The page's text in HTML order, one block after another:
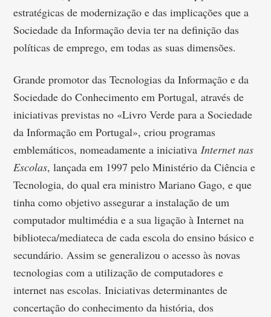
estratégicas de modernização e das implicações que a
Sociedade da Informação devia ter na definição das
políticas de emprego, em todas as suas dimensões.
Grande promotor das Tecnologias da Informação e da
Sociedade do Conhecimento em Portugal, através de
iniciativas previstas no «Livro Verde para a Sociedade
da Informação em Portugal», criou programas
emblemáticos, nomeadamente a iniciativaInternet nas
Escolas, lançada em 1997 pelo Ministério da Ciência e
Tecnologia, do qual era ministro Mariano Gago, e que
tinha como objetivo assegurar a instalação de um
computador multimédia e a sua ligação à Internet na
biblioteca/mediateca de cada escola do ensino básico e
secundário. Assim se generalizou o acesso às novas
tecnologias com a utilização de computadores e
internet nas escolas. Iniciativas determinantes de
concertação do conhecimento da história, dos